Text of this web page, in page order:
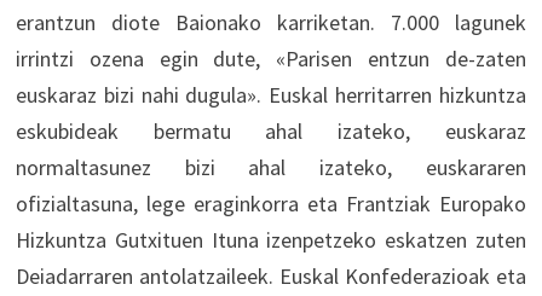
erantzun diote Baionako karriketan. 7.000 lagunek
irrintzi ozena egin dute, «Parisen entzun de-zaten
euskaraz bizi nahi dugula». Euskal herritarren hizkuntza
eskubideak bermatu ahal izateko, euskaraz
normaltasunez bizi ahal izateko, euskararen
ofizialtasuna, lege eraginkorra eta Frantziak Europako
Hizkuntza Gutxituen Ituna izenpetzeko eskatzen zuten
Deiadarraren antolatzaileek. Euskal Konfederazioak eta